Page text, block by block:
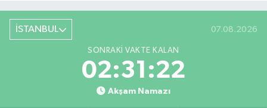
İSTANBUL 07.08.2026
SONRAKI VAKTE KALAN
02:31:22
Akşam Namazı